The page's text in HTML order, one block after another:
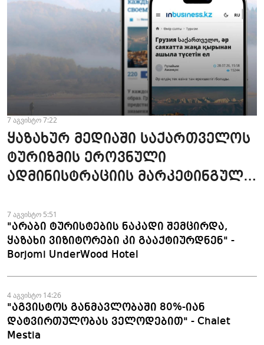
7 აგვისტო 7:22
ყაზახურ მედიაში საქართველოს
ტურიზმის ეროვნული
ადმინისტრაციის მარკეტინგული
მომზადდა
7 აგვისტო 5:51
"არაბი ტურისტების ნაკადი შემცირდა,
ყაზახი ვიზიტორები კი გააქტიურდნენ" -
Borjomi UnderWood Hotel
4 აგვისტო 14:26
"აგვისტოს განმავლობაში 80%-იან
დატვირთულობას ველოდებით" - Chalet
Mestia